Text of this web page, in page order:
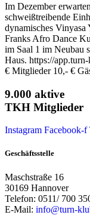
Im Dezember
schweißtreibende
dynamisches
Franks Afro Dance
im Saal 1 im Neubau
Haus. https://
€ Mitglieder 10,- €
9.000 aktive
TKH Mitglieder
Instagram Facebook-f
Geschäftsstelle
Maschstraße 16
30169 Hannover
Telefon: 0511/ 700
E-Mail: info@turn-